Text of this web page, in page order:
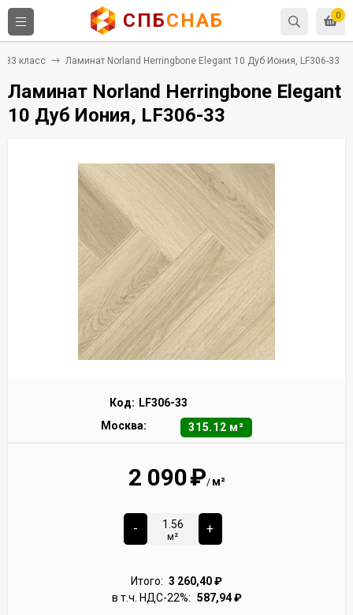
0
СПБСНАБ
33 класс Ламинат Norland Herringbone Elegant 10 Дуб Иония, LF306-33
Ламинат Norland Herringbone Elegant
10 Дуб Иония, LF306-33
Код: LF306-33
Москва:
315.12 м²
2 090₽/ м²
-
м²
+
Итого: 3 260,40₽
в т.ч. НДС-22%: 587,94₽